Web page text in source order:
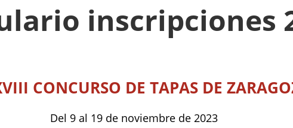
inscripciones
CONCURSO DE TAPAS DE
Del 9 al 19 de noviembre de 2023